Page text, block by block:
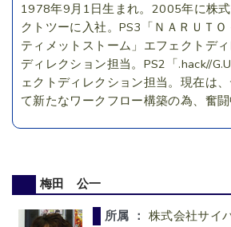
1978年9月1日生まれ。2005年に株
クトツーに入社。PS3「ＮＡＲＵＴ
ティメットストーム」エフェクトデ
ディレクション担当。PS2「.hack//
ェクトディレクション担当。現在は
て新たなワークフロー構築の為、奮闘
梅田 公一
所属 ： 株式会社サイ